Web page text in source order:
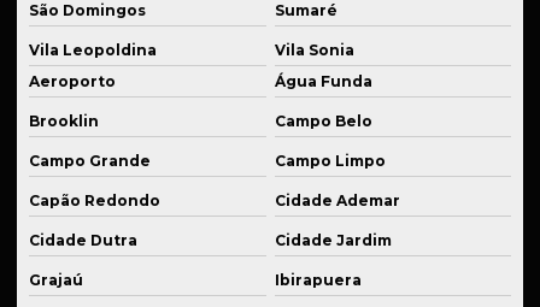
Manutenção de equipamentos
Manutenção de equipamentos industriais
Manutenção de máquina industrial
Manutenção de peças mecânicas
Peças para automação usinadas
Peças industriais em bronze sob medida
Peças industriais sob medida
São Domingos Sumaré
Vila Leopoldina
Vila Sonia
Aeroporto
Água Funda
Brooklin Campo Belo
Campo Grande Campo Limpo
Capão Redondo Cidade Ademar
Cidade Dutra Cidade Jardim
Grajaú Ibirapuera